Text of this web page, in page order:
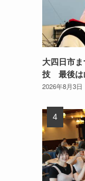
大四日市
技 最後は
2026年8月3日